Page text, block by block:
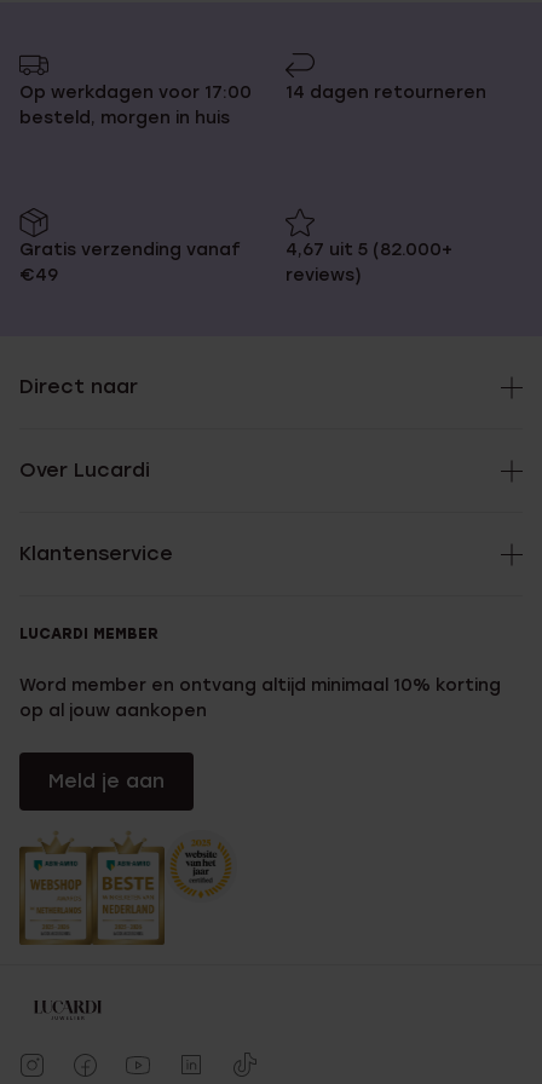
Op werkdagen voor 17:00
besteld, morgen in huis
14 dagen retourneren
Gratis verzending vanaf
€49
4,67 uit 5 (82.000+
reviews)
Direct naar
Over Lucardi
Klantenservice
LUCARDI MEMBER
Word member en ontvang altijd minimaal 10% korting
op al jouw aankopen
Meld je aan